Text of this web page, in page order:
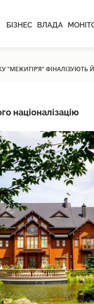
БІЗНЕС ВЛАДА
“МЕЖИГІР’Я” ФІНАЛІЗУЮТЬ
націоналізацію